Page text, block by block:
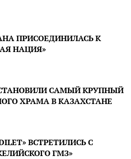
ПРИСОЕДИНИЛАСЬ К
НАЦИЯ»
САМЫЙ КРУПНЫЙ
ХРАМА В КАЗАХСТАНЕ
ВСТРЕТИЛИСЬ С
ГМЗ»